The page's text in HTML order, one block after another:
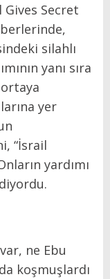
Gives Secret
silahlı
yanı sıra
ortaya
yer
“İsrail
yardımı
ne Ebu
koşmuşlardı